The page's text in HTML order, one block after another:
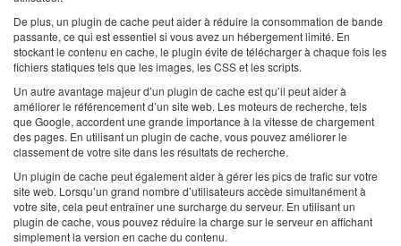
De plus, un plugin de cache peut aider à réduire la consommation de bande
passante, ce qui est essentiel si vous avez un hébergement limité. En
stockant le contenu en cache, le plugin évite de télécharger à chaque fois les
fichiers statiques tels que les images, les CSS et les scripts.
Un autre avantage majeur d’un plugin de cache est qu’il peut aider à
améliorer le référencement d’un site web. Les moteurs de recherche, tels
que Google, accordent une grande importance à la vitesse de chargement
des pages. En utilisant un plugin de cache, vous pouvez améliorer le
classement de votre site dans les résultats de recherche.
Un plugin de cache peut également aider à gérer les pics de trafic sur votre
site web. Lorsqu’un grand nombre d’utilisateurs accède simultanément à
votre site, cela peut entraîner une surcharge du serveur. En utilisant un
plugin de cache, vous pouvez réduire la charge sur le serveur en affichant
simplement la version en cache du contenu.